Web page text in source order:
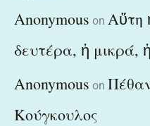
Anonymous on Αὕτη
δευτέρα, ἡ μικρά,
Anonymous on
Κούγκουλος